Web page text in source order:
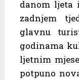
danom ljeta
zadnjem
glavnu
godinama
ljetnim
potpuno